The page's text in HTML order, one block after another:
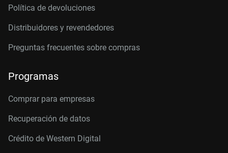
Política de devoluciones
Distribuidores y revendedores
Preguntas frecuentes sobre compras
Programas
Comprar para empresas
Recuperación de datos
Crédito de Western Digital